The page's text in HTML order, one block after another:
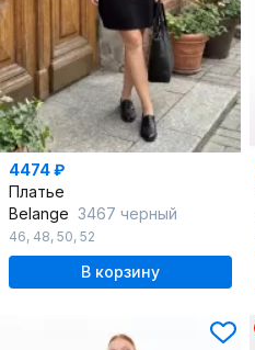
4474 ₽
Платье
Belange 3467 черный
46, 48, 50, 52
В корзину